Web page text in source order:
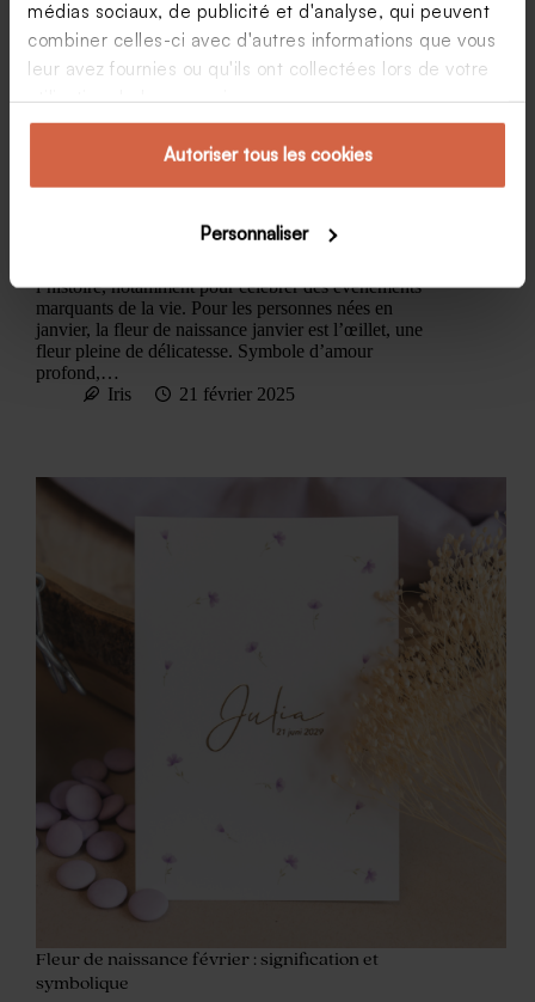
médias sociaux, de publicité et d'analyse, qui peuvent
combiner celles-ci avec d'autres informations que vous
leur avez fournies ou qu'ils ont collectées lors de votre
utilisation de leurs services.
Autoriser tous les cookies
Personnaliser
l’histoire, notamment pour célébrer des événements
marquants de la vie. Pour les personnes nées en
janvier, la fleur de naissance janvier est l’œillet, une
fleur pleine de délicatesse. Symbole d’amour
profond,…
Iris
21 février 2025
Fleur de naissance février : signification et
symbolique